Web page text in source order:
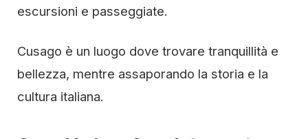
escursioni e passeggiate.
Cusago è un luogo dove trovare tranquillità e
bellezza, mentre assaporando la storia e la
cultura italiana.